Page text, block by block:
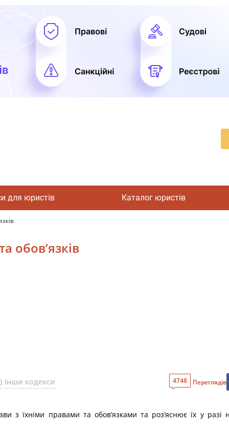
для юристів Каталог юристів
обов’язків
Інши кодекси 4748 Переглядів
з їхніми правами та обов’язками та роз’яснює їх у разі